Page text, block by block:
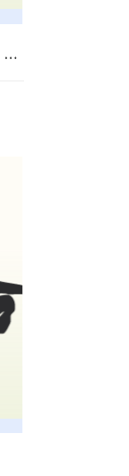
Как отправить лень в нокаут ! - «Фото»..